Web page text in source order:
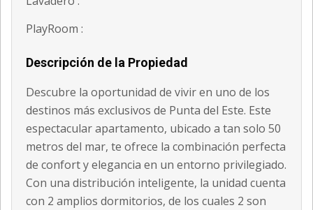
PlayRoom :
Descripción de la Propiedad
Descubre la oportunidad de vivir en uno de los
destinos más exclusivos de Punta del Este. Este
espectacular apartamento, ubicado a tan solo 50
metros del mar, te ofrece la combinación perfecta
de confort y elegancia en un entorno privilegiado.
Con una distribución inteligente, la unidad cuenta
con 2 amplios dormitorios, de los cuales 2 son